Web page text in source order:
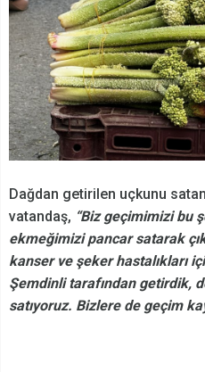
Dağdan getirilen uçkunu
vatandaş, “Biz geçimimizi bu
ekmeğimizi pancar satarak
kanser ve şeker hastalıkları
Şemdinli tarafından getirdik,
satıyoruz. Bizlere de geçim